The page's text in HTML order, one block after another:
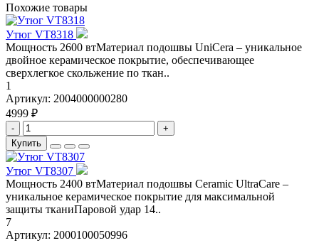
Похожие товары
Утюг VT8318
Мощность 2600 втМатериал подошвы UniCera – уникальное
двойное керамическое покрытие, обеспечивающее
сверхлегкое скольжение по ткан..
1
Артикул: 2004000000280
4999 ₽
-
+
Купить
Утюг VT8307
Мощность 2400 втМатериал подошвы Ceramic UltraCare –
уникальное керамическое покрытие для максимальной
защиты тканиПаровой удар 14..
7
Артикул: 2000100050996